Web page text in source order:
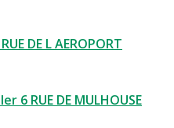
DE L AEROPORT
6 RUE DE MULHOUSE